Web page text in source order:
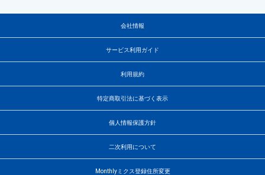
会社情報
サービス利用ガイド
利用規約
特定商取引法に基づく表示
個人情報保護方針
二次利用について
Monthlyミクス登録住所変更